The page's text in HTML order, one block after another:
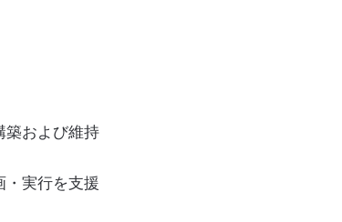
築および維持
・実行を支援